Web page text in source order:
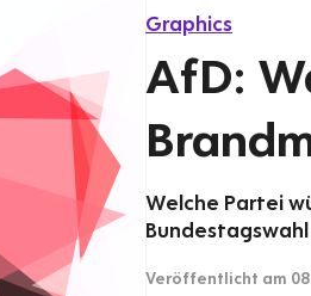
Graphics
AfD:
Welche Partei
Veröffentlicht am